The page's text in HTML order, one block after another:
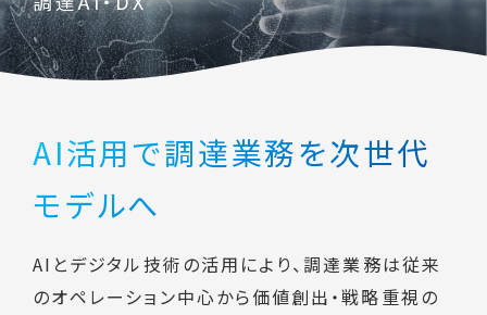
AI活用で調達業務を次世代
モデルへ
AIとデジタル技術の活用により、調達業務は従来
のオペレーション中心から価値創出・戦略重視の